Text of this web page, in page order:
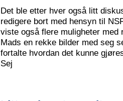
Det ble etter hver også litt
redigere bort med hensyn til
viste også flere muligheter
Mads en rekke bilder med seg
fortalte hvordan det kunne
Sej